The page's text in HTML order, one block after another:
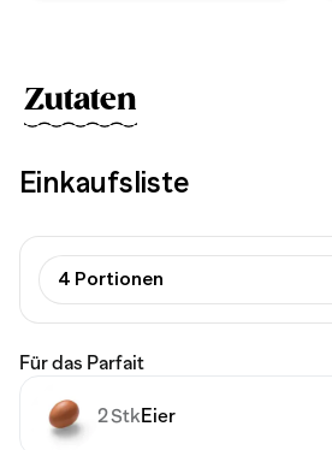
Zutaten